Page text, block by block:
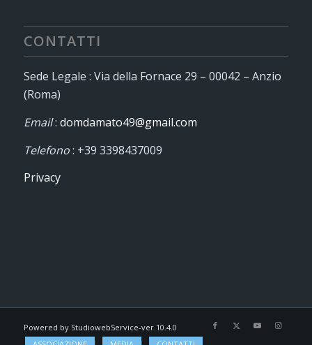
CONTATTI
Sede Legale : Via della Fornace 29 – 00042 – Anzio
(Roma)
Email: domdamato49@gmail.com
Telefono: +39 3398437009
Privacy
Powered by StudiowebService-ver.10.4.0